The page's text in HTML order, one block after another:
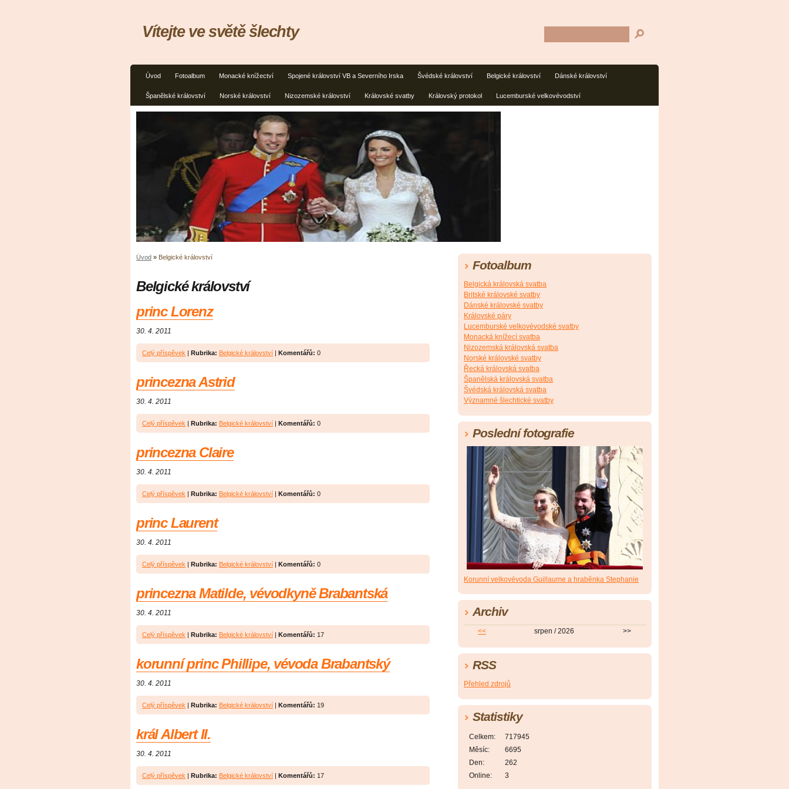
Úvod Fotoalbum Monacké knížectví Spojené království VB a Severního Irska Švédské království Belgické království Dánské království
Španělské království Norské království Nizozemské království Královské svatby Královský protokol Lucemburské velkovévodství
Vítejte ve světě šlechty
Úvod » Belgické království
Belgické království
princ Lorenz
30. 4. 2011
Celý příspěvek | Rubrika: Belgické království | Komentářů: 0
princezna Astrid
30. 4. 2011
Celý příspěvek | Rubrika: Belgické království | Komentářů: 0
princezna Claire
30. 4. 2011
Celý příspěvek | Rubrika: Belgické království | Komentářů: 0
princ Laurent
30. 4. 2011
Celý příspěvek | Rubrika: Belgické království | Komentářů: 0
princezna Matilde, vévodkyně Brabantská
30. 4. 2011
Celý příspěvek | Rubrika: Belgické království | Komentářů: 17
korunní princ Phillipe, vévoda Brabantský
30. 4. 2011
Celý příspěvek | Rubrika: Belgické království | Komentářů: 19
král Albert II.
30. 4. 2011
Celý příspěvek | Rubrika: Belgické království | Komentářů: 17
Fotoalbum
Belgická královská svatba
Britské královské svatby
Dánské královské svatby
Královské páry
Lucemburské velkovévodské svatby
Monacká knížecí svatba
Nizozemská královská svatba
Norské královské svatby
Řecká královská svatba
Španělská královská svatba
Švédská královská svatba
Významné šlechtické svatby
Poslední fotografie
Korunní velkovévoda Guillaume a hraběnka Stephanie
Archiv
<< srpen / 2026 >>
RSS
Přehled zdrojů
Statistiky
Online: 3
Celkem:
717945
Měsíc:
6695
Den:
262